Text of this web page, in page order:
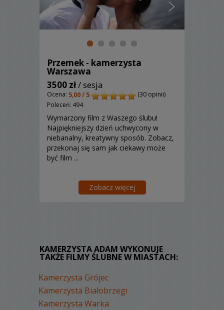
Przemek - kamerzysta
Warszawa
3500 zł/ sesja
Ocena: 5,00 / 5
(30 opinii)
Poleceń: 494
Wymarzony film z Waszego ślubu!
Najpiękniejszy dzień uchwycony w
niebanalny, kreatywny sposób. Zobacz,
przekonaj się sam jak ciekawy może
być film ...
Zobacz więcej
KAMERZYSTA ADAM WYKONUJE
TAKŻE FILMY ŚLUBNE W MIASTACH:
Kamerzysta Grójec
Kamerzysta Białobrzegi
Kamerzysta Warka